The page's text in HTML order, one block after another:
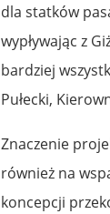
dla statków
wypływając z
bardziej
Pułecki,
Znaczenie
również na
koncepcji